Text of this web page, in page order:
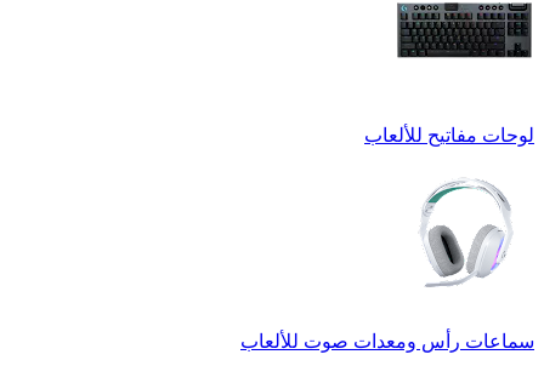
لوحات مفاتيح للألعاب
سماعات رأس ومعدات صوت للألعاب